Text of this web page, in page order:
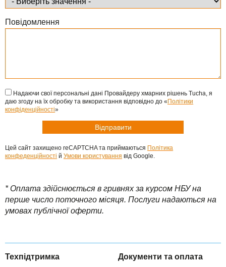
Повідомлення
Надаючи свої персональні дані Провайдеру хмарних рішень Tucha, я
даю згоду на їх обробку та використання відповідно до « Політики
конфіденційності»
Цей сайт захищено reCAPTCHA та приймаються Політика
конфеденційності й Умови користування від Google.
* Оплата здійснюється в гривнях за курсом НБУ на
перше число поточного місяця. Послуги надаються на
умовах публічної оферти.
Техпідтримка
Документи та оплата